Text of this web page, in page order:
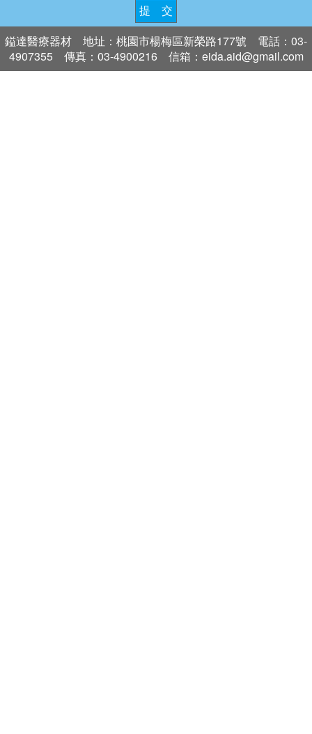
提 交
鎰達醫療器材 地址：桃園市楊梅區新榮路177號 電話：03-
4907355 傳真：03-4900216 信箱：eida.aid@gmail.com